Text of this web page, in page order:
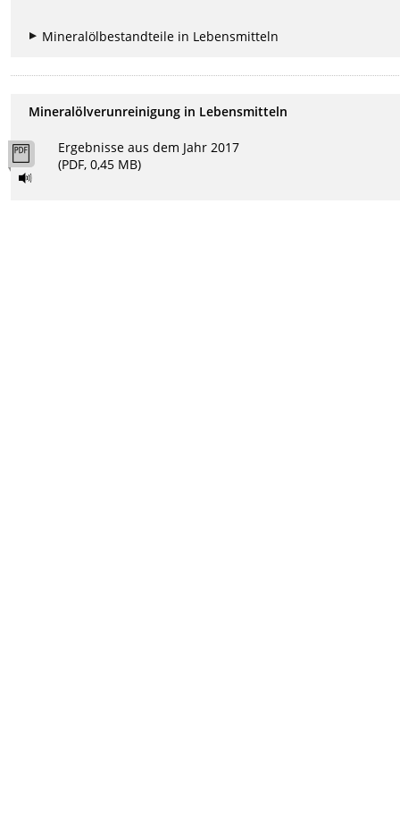
Mineralölbestandteile in Lebensmitteln
Mineralölverunreinigung in Lebensmitteln
Ergebnisse aus dem Jahr 2017
(PDF, 0,45 MB)